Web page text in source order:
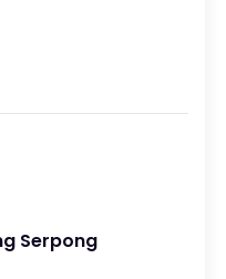
Serpong